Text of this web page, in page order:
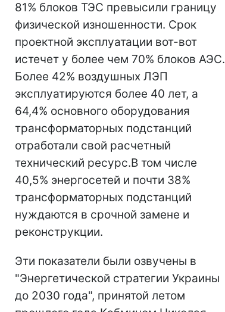
81% блоков ТЭС превысили границу
физической изношенности. Срок
проектной эксплуатации вот-вот
истечет у более чем 70% блоков АЭС.
Более 42% воздушных ЛЭП
эксплуатируются более 40 лет, а
64,4% основного оборудования
трансформаторных подстанций
отработали свой расчетный
технический ресурс.В том числе
40,5% энергосетей и почти 38%
трансформаторных подстанций
нуждаются в срочной замене и
реконструкции.
Эти показатели были озвучены в
"Энергетической стратегии Украины
до 2030 года", принятой летом